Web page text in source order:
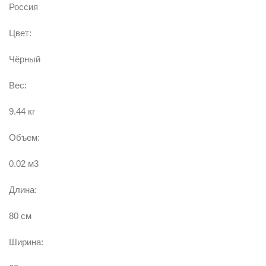
Россия
Цвет:
Чёрный
Вес:
9.44 кг
Объем:
0.02 м3
Длина:
80 см
Ширина: